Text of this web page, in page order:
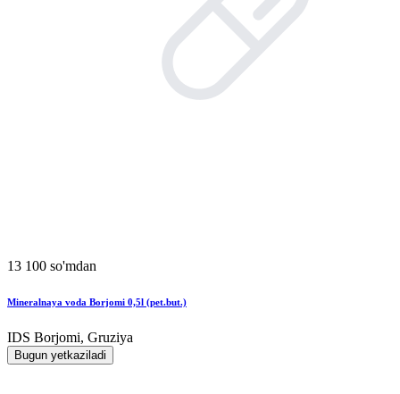
13 100 so'mdan
Mineralnaya voda Borjomi 0,5l (pet.but.)
IDS Borjomi, Gruziya
Bugun yetkaziladi